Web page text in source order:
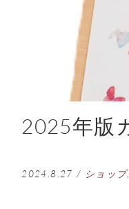
2025年版
2024.8.27 / ショップ,